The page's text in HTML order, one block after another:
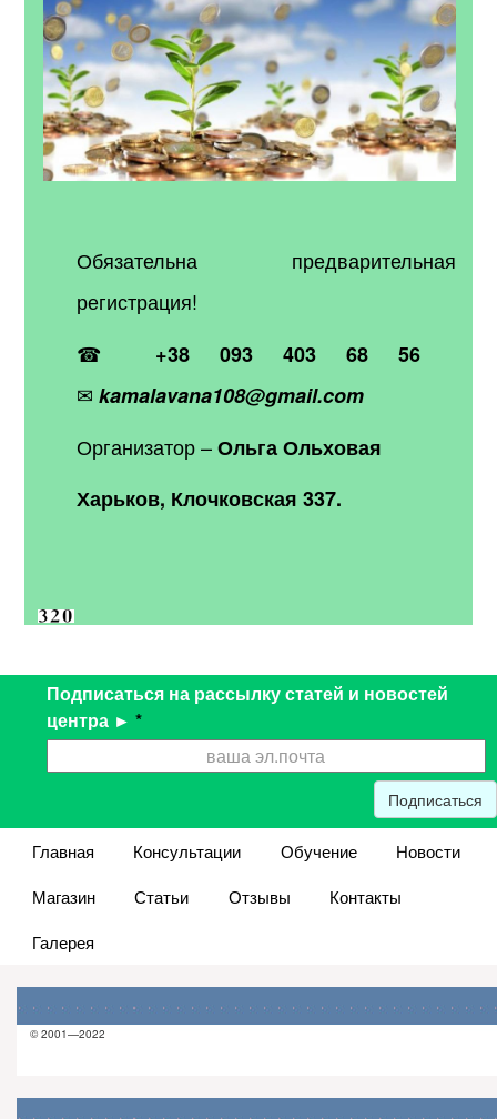
Обязательна предварительная
регистрация!
☎ +38 093 403 68 56
✉kamalavana108@gmail.com
Организатор –Ольга Ольховая
Харьков, Клочковская 337.
Подписаться на рассылку статей и новостей
центра ► *
Подписаться
Главная Консультации Обучение
Новости
Магазин
Статьи Отзывы
Контакты
Галерея
© 2001—2022